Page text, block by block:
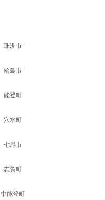
珠洲市
輪島市
能登町
穴水町
七尾市
志賀町
中能登町